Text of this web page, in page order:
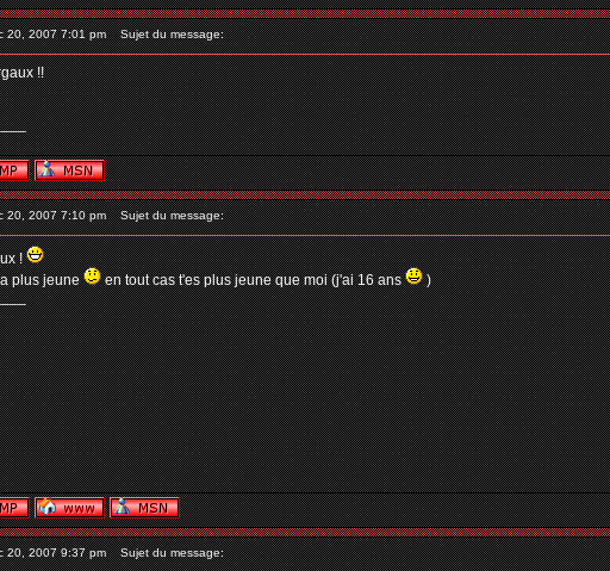
20, 2007 7:01 pm Sujet du message:
!!
20, 2007 7:10 pm Sujet du message:
!
plus jeune
en tout cas t'es plus jeune que moi (j'ai 16 ans
)
20, 2007 9:37 pm Sujet du message: